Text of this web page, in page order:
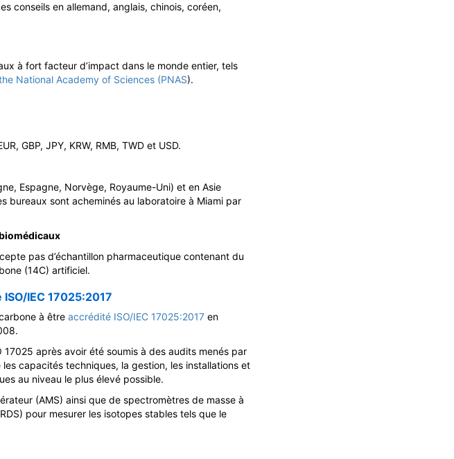
conseils en allemand, anglais, chinois, coréen,
à fort facteur d’impact dans le monde entier, tels
National Academy of Sciences (PNAS).
GBP, JPY, KRW, RMB, TWD et USD.
Espagne, Norvège, Royaume-Uni) et en Asie
bureaux sont acheminés au laboratoire à Miami par
pas d’échantillon pharmaceutique contenant du
(14C) artificiel.
IEC 17025:2017
à être accrédité ISO/IEC 17025:2017 en
après avoir été soumis à des audits menés par
capacités techniques, la gestion, les installations et
au niveau le plus élevé possible.
(AMS) ainsi que de spectromètres de masse à
pour mesurer les isotopes stables tels que le